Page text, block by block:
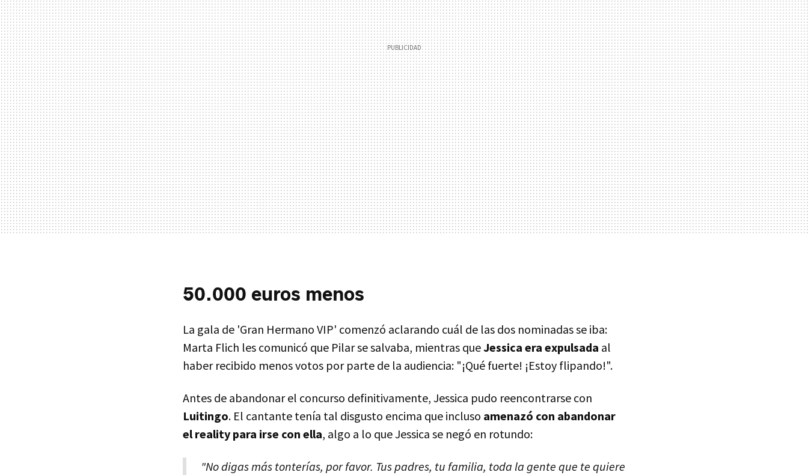
50.000 euros menos
La gala de 'Gran Hermano VIP' comenzó aclarando cuál de las dos nominadas se iba:
Marta Flich les comunicó que Pilar se salvaba, mientras queJessica era expulsada al
haber recibido menos votos por parte de la audiencia: "¡Qué fuerte! ¡Estoy flipando!".
Antes de abandonar el concurso definitivamente, Jessica pudo reencontrarse con
Luitingo. El cantante tenía tal disgusto encima que incluso amenazó con abandonar
el reality para irse con ella, algo a lo que Jessica se negó en rotundo:
"No digas más tonterías, por favor. Tus padres, tu familia, toda la gente que te quiere